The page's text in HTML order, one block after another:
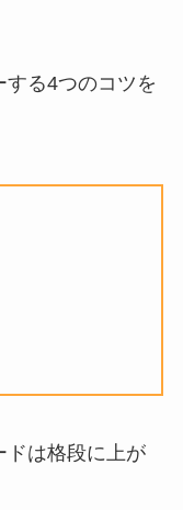
る4つのコツを
ドは格段に上が